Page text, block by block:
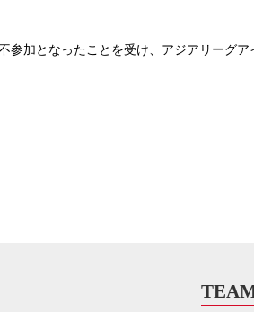
参加となったことを受け、アジアリーグ